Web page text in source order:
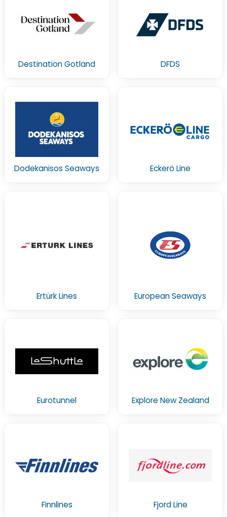
Destination Gotland DFDS
Dodekanisos Seaways Eckerö Line
Ertürk Lines European Seaways
Eurotunnel Explore New Zealand
Finnlines Fjord Line